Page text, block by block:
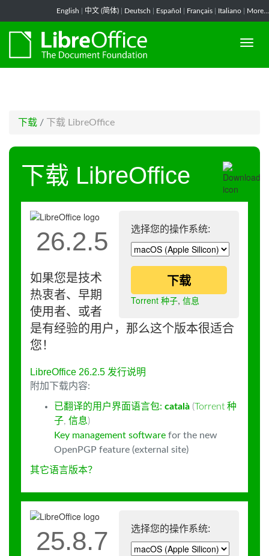
English 中文 (简体) Deutsch Español Français Italiano More...
下载 / 下载 LibreOffice
下载 LibreOffice
选择您的操作系统:
下载
Torrent 种子, 信息
26.2.5
如果您是技术
热衷者、早期
使用者、或者
是有经验的用户，那么这个版本很适合
您！
LibreOffice 26.2.5 发行说明
附加下载内容:
已翻译的用户界面语言包: català (Torrent 种
子, 信息)
Key management software for the new
OpenPGP feature (external site)
其它语言版本？
选择您的操作系统:
25.8.7